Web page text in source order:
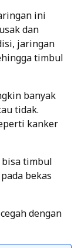
ini
dan
jaringan
timbul
banyak
tidak.
kanker
bisa timbul
bekas
dengan